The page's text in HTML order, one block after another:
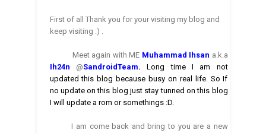
First of all Thank you for your visiting my blog and
keep visiting :) .
Meet again with ME Muhammad Ihsan a.k.a
Ih24n @SandroidTeam.Long time I am not
updated this blog because busy on real life. So If
no update on this blog just stay tunned on this blog
I will update a rom or somethings :D.
I am come back and bring to you are a new